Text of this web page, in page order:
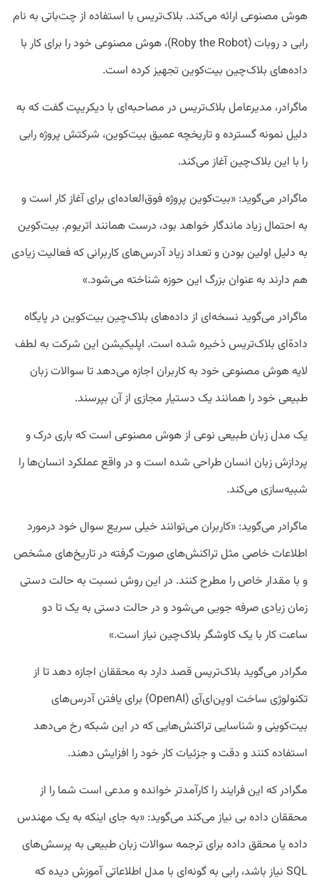
هوش مصنوعی ارائه می‌کند. بلاک‌تریس با استفاده از چت‌باتی به نام
رابی د روبات (Roby the Robot)، هوش مصنوعی خود را برای کار با
داده‌های بلاک‌چین بیت‌کوین تجهیز کرده است.
ماگرادر، مدیرعامل بلاک‌تریس در مصاحبه‌ای با دیکریپت گفت که به
دلیل نمونه گسترده و تاریخچه عمیق بیت‌کوین، شرکتش پروژه رابی
را با این بلاک‌چین آغاز می‌کند.
ماگرادر می‌گوید: «بیت‌کوین پروژه فوق‌العاده‌ای برای آغاز کار است و
به احتمال زیاد ماندگار خواهد بود، درست همانند اتریوم. بیت‌کوین
به دلیل اولین بودن و تعداد زیاد آدرس‌های کاربرانی که فعالیت زیادی
هم دارند به عنوان بزرگ این حوزه شناخته می‌شود.»
ماگرادر می‌گوید نسخه‌ای از داده‌های بلاک‌چین بیت‌کوین در پایگاه
داده‌ّای بلاک‌تریس ذخیره شده است. اپلیکیشن این شرکت به لطف
لایه هوش مصنوعی خود به کاربران اجازه می‌دهد تا سوالات زبان
طبیعی خود را همانند یک دستیار مجازی از آن بپرسند.
یک مدل زبان طبیعی نوعی از هوش مصنوعی است که باری درک و
پردازش زبان انسان طراحی شده است و در واقع عملکرد انسان‌ها را
شبیه‌سازی می‌کند.
ماگرادر می‌گوید: «کاربران می‌توانند خیلی سریع سوال خود درمورد
اطلاعات خاصی مثل تراکنش‌های صورت گرفته در تاریخ‌های مشخص
و با مقدار خاص را مطرح کنند. در این روش نسبت به حالت دستی
زمان زیادی صرفه جویی می‌شود و در حالت دستی به یک تا دو
ساعت کار با یک کاوشگر بلاک‌چین نیاز است.»
مگرادر می‌گوید بلاک‌تریس قصد دارد به محققان اجازه دهد تا از
تکنولوژی ساخت اوپن‌ای‌آی (OpenAI) برای یافتن آدرس‌های
بیت‌کوینی و شناسایی تراکنش‌هایی که در این شبکه رخ می‌دهد
استفاده کنند و دقت و جزئیات کار خود را افزایش دهند.
مگرادر که این فرایند را کارآمدتر خوانده و مدعی است شما را از
محققان داده بی نیاز می‌کند می‌گوید: «به جای اینکه به یک مهندس
داده یا محقق داده برای ترجمه سوالات زبان طبیعی به پرسش‌های
SQL نیاز باشد، رابی به گونه‌ای با مدل اطلاعاتی آموزش دیده که